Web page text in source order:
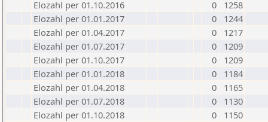
Elozahl per 01.10.2016
0
1258
Elozahl per 01.01.2017
0
1244
Elozahl per 01.04.2017
0
1217
Elozahl per 01.07.2017
0
1209
Elozahl per 01.10.2017
0
1209
Elozahl per 01.01.2018
0
1184
Elozahl per 01.04.2018
0
1165
Elozahl per 01.07.2018
0
1130
Elozahl per 01.10.2018
0
1150